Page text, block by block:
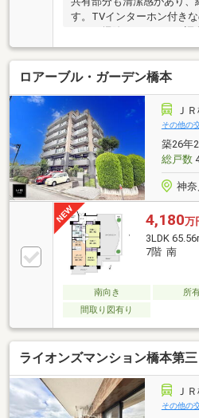
す。TVインターホン付き
付いているので、空き巣
きます。バルコニーの広
積57.33平米で広々してい
家族で暮らすにもピッタリ
ロアーブル・ガーデン橋本
Ｊ
その他の
築26年
総戸数
神
4,180万
3LDK
7階 南
南向き 所
間取り図有り
ライオンズマンション橋本第三
Ｊ
その他の